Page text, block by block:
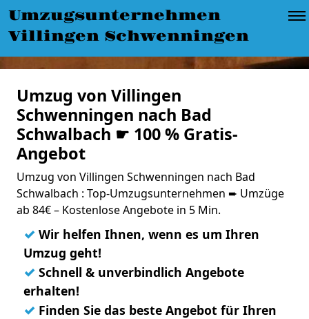
Umzugsunternehmen
Villingen Schwenningen
Umzug von Villingen
Schwenningen nach Bad
Schwalbach ☛ 100 % Gratis-
Angebot
Umzug von Villingen Schwenningen nach Bad
Schwalbach : Top-Umzugsunternehmen ➨ Umzüge
ab 84€ – Kostenlose Angebote in 5 Min.
✓ Wir helfen Ihnen, wenn es um Ihren
Umzug geht!
✓ Schnell & unverbindlich Angebote
erhalten!
✓ Finden Sie das beste Angebot für Ihren